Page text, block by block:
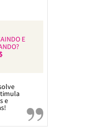
E
e